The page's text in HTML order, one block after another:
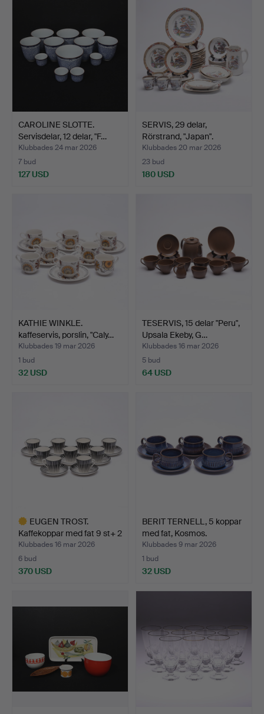
CAROLINE SLOTTE.
Servisdelar, 12 delar, "F…
Klubbades 24 mar 2026
7 bud
127 USD
SERVIS, 29 delar,
Rörstrand, "Japan".
Klubbades 20 mar 2026
23 bud
180 USD
KATHIE WINKLE.
kaffeservis, porslin, "Caly…
Klubbades 19 mar 2026
1 bud
32 USD
TESERVIS, 15 delar "Peru",
Upsala Ekeby, G…
Klubbades 16 mar 2026
5 bud
64 USD
EUGEN TROST.
Kaffekoppar med fat 9 st+ 2
f…
Klubbades 16 mar 2026
6 bud
370 USD
BERIT TERNELL, 5 koppar
med fat, Kosmos.
Klubbades 9 mar 2026
1 bud
32 USD